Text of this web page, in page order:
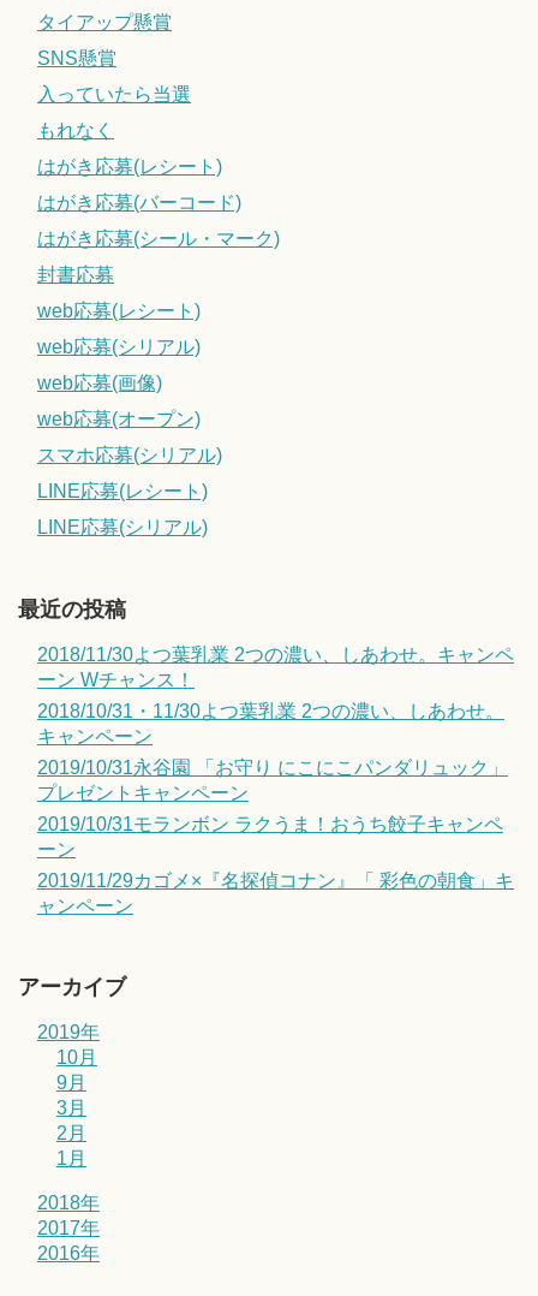
タイアップ懸賞
SNS懸賞
入っていたら当選
もれなく
はがき応募(レシート)
はがき応募(バーコード)
はがき応募(シール・マーク)
封書応募
web応募(レシート)
web応募(シリアル)
web応募(画像)
web応募(オープン)
スマホ応募(シリアル)
LINE応募(レシート)
LINE応募(シリアル)
最近の投稿
2018/11/30よつ葉乳業 2つの濃い、しあわせ。キャンペ
ーン Wチャンス！
2018/10/31・11/30よつ葉乳業 2つの濃い、しあわせ。
キャンペーン
2019/10/31永谷園 「お守り にこにこパンダリュック」
プレゼントキャンペーン
2019/10/31モランボン ラクうま！おうち餃子キャンペ
ーン
2019/11/29カゴメ×『名探偵コナン』「 彩色の朝食」キ
ャンペーン
アーカイブ
2019年
10月
9月
3月
2月
1月
2018年
2017年
2016年